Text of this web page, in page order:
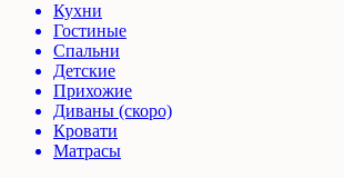
Кухни
Гостиные
Спальни
Детские
Прихожие
Диваны (скоро)
Кровати
Матрасы